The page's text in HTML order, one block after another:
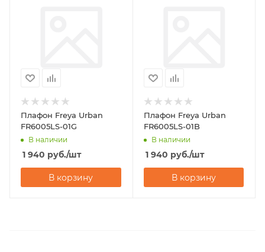
Плафон Freya Urban
FR6005LS-01G
В наличии
1 940 руб./шт
В корзину
Плафон Freya Urban
FR6005LS-01B
В наличии
1 940 руб./шт
В корзину